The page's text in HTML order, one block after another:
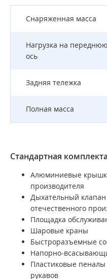
Снаряженная масса
Нагрузка на переднюю
ось
Задняя тележка
Полная масса
Стандартная
Алюминиевые
производителя
Дыхательный
отечественного
Площадка
Шаровые краны
Быстроразъемные
Напорно-
Пластиковые
рукавов